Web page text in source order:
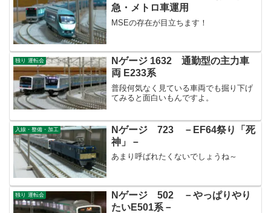
急・メトロ車運用
MSEの存在が目立ちます！
独り 運転会
Nゲージ 1632 通勤型の主力車
両 E233系
普段何気なく見ている車両でも掘り下げ
てみると面白いもんですよ。
入線・整備・加工
Nゲージ 723 －EF64祭り「死
神」－
あまり呼ばれたくないでしょうね～
独り 運転会
Nゲージ 502 －やっぱりやり
たいE501系－